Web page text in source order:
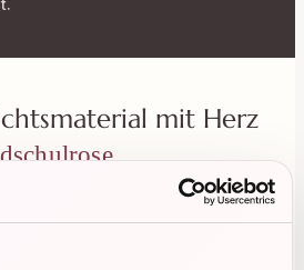
mit Herz
Materialien für einen